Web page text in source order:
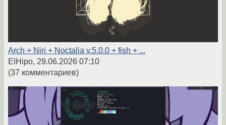
Arch + Niri + Noctalia v.5.0.0 + fish + ...
ElHipo, 29.06.2026 07:10
(37 комментариев)